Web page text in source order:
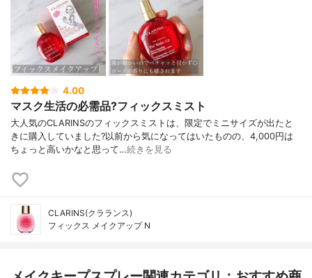
4.00
マスク生活の必需品?フィックスミスト
大人気のCLARINSのフィックスミストは、限定でミニサイズが出たと
きに購入していました?以前から気になってはいたものの、4,000円は
ちょっと高いかなと思って…続きを見る
CLARINS(クラランス)
フィックス メイクアップ N